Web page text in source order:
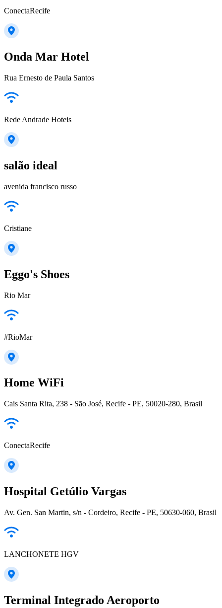
ConectaRecife
Onda Mar Hotel
Rua Ernesto de Paula Santos
Rede Andrade Hoteis
salão ideal
avenida francisco russo
Cristiane
Eggo's Shoes
Rio Mar
#RioMar
Home WiFi
Cais Santa Rita, 238 - São José, Recife - PE, 50020-280, Brasil
ConectaRecife
Hospital Getúlio Vargas
Av. Gen. San Martin, s/n - Cordeiro, Recife - PE, 50630-060, Brasil
LANCHONETE HGV
Terminal Integrado Aeroporto